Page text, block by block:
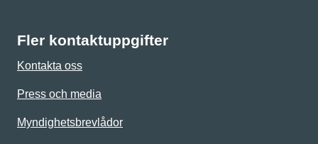
Fler kontaktuppgifter
Kontakta oss
Press och media
Myndighetsbrevlådor